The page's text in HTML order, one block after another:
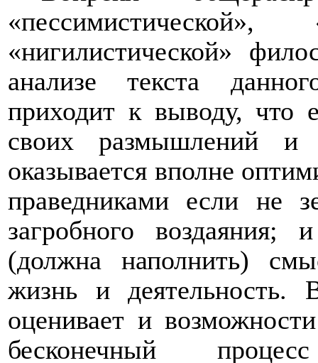
«нигилистической»
анализе текста
приходит к выводу, что
своих размышлений и
оказывается вполне
праведниками если не
загробного
(должна наполнить)
жизнь и деятельность.
оценивает и
бесконечный